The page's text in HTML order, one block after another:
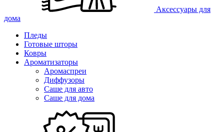
Аксессуары для
дома
Пледы
Готовые шторы
Ковры
Ароматизаторы
Аромаспреи
Диффузоры
Саше для авто
Саше для дома